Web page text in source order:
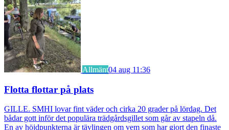
Allmänt04 aug 11:36
Flotta flottar på plats
GILLE. SMHI lovar fint väder och cirka 20 grader på lördag. Det
bådar gott inför det populära trädgårdsgillet som går av stapeln då.
En av höjdpunkterna är tävlingen om vem som har gjort den finaste